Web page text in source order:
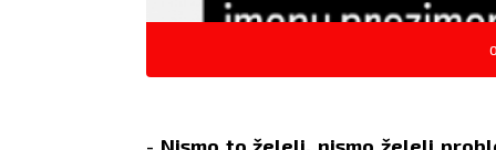
- Nismo to želeli, nismo želeli
jednom inostranom firmom.